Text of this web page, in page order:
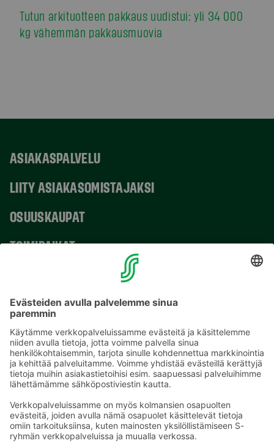
Tutun arkituotteen pakkaus uudistui: yli 34 000
kg vähemmän pakkausmuovia
ASIAKASPALVELU
LIITY ASIAKASOMISTAJAKSI
OSUUSKAUPAT
TOIMIPAIKAT
Sähköpostiosoitteet S-ryhmässä ovat muotoa
etunimi.sukunimi@sok.fi
Seuraa meitä: